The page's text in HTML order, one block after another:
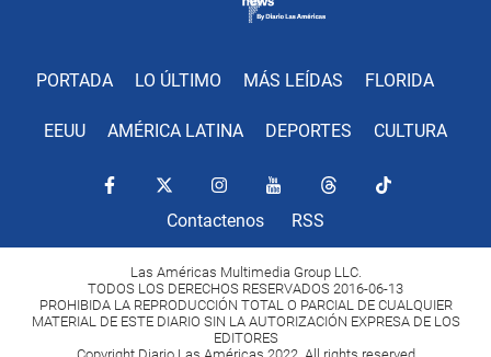
PORTADA LO ÚLTIMO MÁS LEÍDAS FLORIDA
EEUU AMÉRICA LATINA DEPORTES CULTURA
Contactenos RSS
Las Américas Multimedia Group LLC.
TODOS LOS DERECHOS RESERVADOS 2016-06-13
PROHIBIDA LA REPRODUCCIÓN TOTAL O PARCIAL DE CUALQUIER
MATERIAL DE ESTE DIARIO SIN LA AUTORIZACIÓN EXPRESA DE LOS
EDITORES